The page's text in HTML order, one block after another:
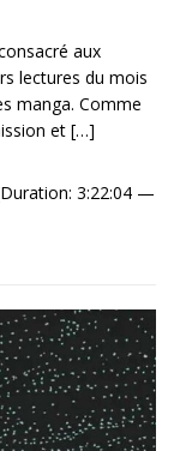
aux
lectures du mois
manga. Comme
et […]
3:22:04 —